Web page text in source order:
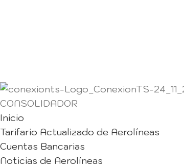
CONSOLIDADOR
Inicio
Tarifario Actualizado de Aerolíneas
Cuentas Bancarias
Noticias de Aerolíneas